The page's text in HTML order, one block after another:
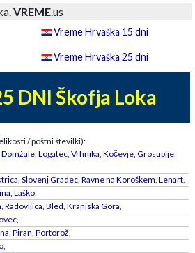
VREME.us
Vreme Hrvaška 15 dni
Vreme Hrvaška 25 dni
DNI Škofja Loka
/ poštni številki):
Domžale, Logatec, Vrhnika, Kočevje, Grosuplje,
, Slovenj Gradec, Ravne na Koroškem, Lenart,
, Laško,
, Radovljica, Bled, Kranjska Gora,
,
, Piran, Portorož,
,